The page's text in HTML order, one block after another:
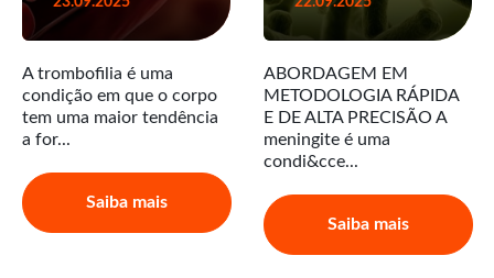
A trombofilia é uma
condição em que o corpo
tem uma maior tendência
a for...
Saiba mais
ABORDAGEM EM
METODOLOGIA RÁPIDA
E DE ALTA PRECISÃO A
meningite é uma
condi&cce...
Saiba mais